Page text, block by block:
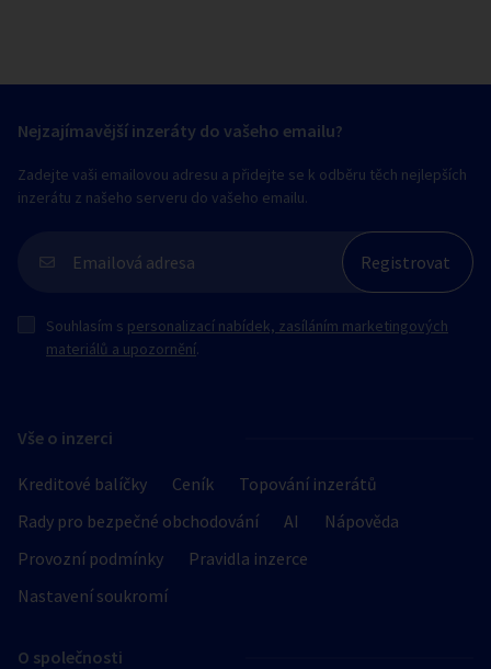
Vše o inzerci
Kreditové balíčky Ceník
Topování inzerátů
Rady pro bezpečné obchodování
AI
Nápověda
Provozní podmínky
Pravidla inzerce
Nastavení soukromí
O společnosti
Nejzajímavější inzeráty do vašeho emailu?
Zadejte vaši emailovou adresu a přidejte se k odběru těch nejlepších
inzerátu z našeho serveru do vašeho emailu.
Souhlasím s personalizací nabídek, zasíláním marketingových
materiálů a upozornění.